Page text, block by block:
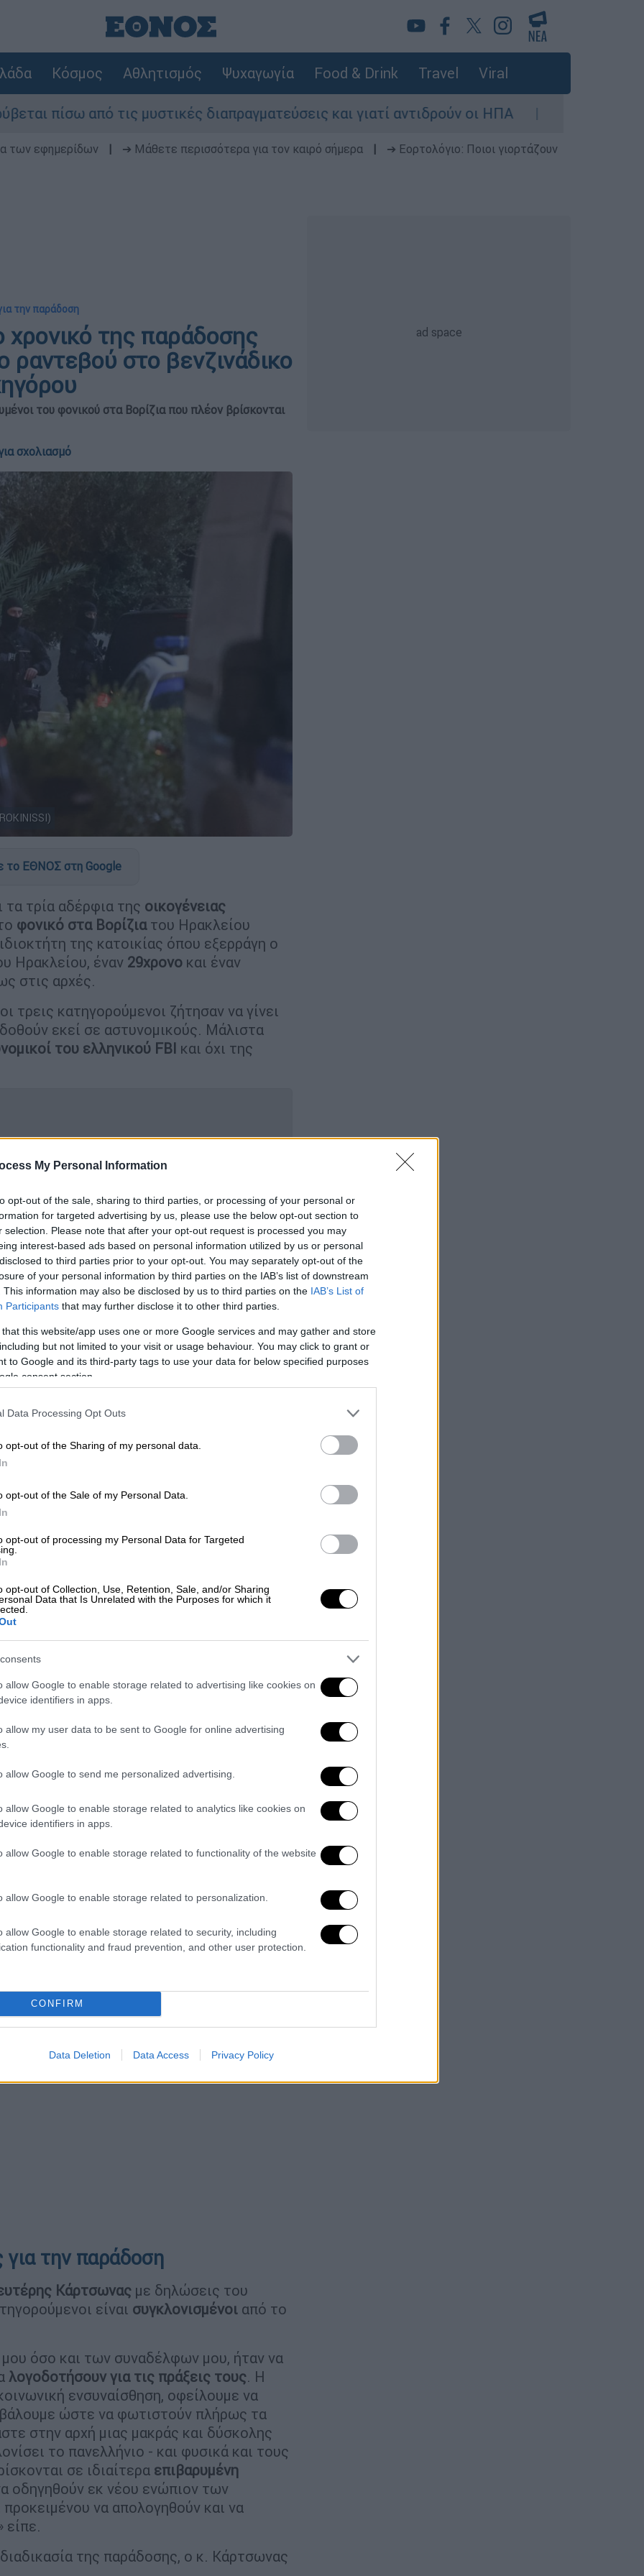
My Personal Information
opt-out of the sale, sharing to third parties, or processing of your personal or
for targeted advertising by us, please use the below opt-out section to
selection. Please note that after your opt-out request is processed you may
interest-based ads based on personal information utilized by us or personal
to third parties prior to your opt-out. You may separately opt-out of the
of your personal information by third parties on the IAB’s list of downstream
This information may also be disclosed by us to third parties on the IAB’s List of
Participants that may further disclose it to other third parties.
that this website/app uses one or more Google services and may gather and store
but not limited to your visit or usage behaviour. You may click to grant or
to Google and its third-party tags to use your data for below specified purposes
consent section.
Data Processing Opt Outs
opt-out of the Sharing of my personal data.
opt-out of the Sale of my Personal Data.
opt-out of processing my Personal Data for Targeted
opt-out of Collection, Use, Retention, Sale, and/or Sharing
Data that Is Unrelated with the Purposes for which it
allow Google to enable storage related to advertising like cookies on
identifiers in apps.
allow my user data to be sent to Google for online advertising
allow Google to send me personalized advertising.
allow Google to enable storage related to analytics like cookies on
identifiers in apps.
allow Google to enable storage related to functionality of the website
allow Google to enable storage related to personalization.
allow Google to enable storage related to security, including
functionality and fraud prevention, and other user protection.
CONFIRM
Data Deletion Data Access Privacy Policy
Κόσμος Αθλητισμός Ψυχαγωγία Food & Drink Travel Viral
τις μυστικές διαπραγματεύσεις και γιατί αντιδρούν οι ΗΠΑ Κυνήγι χρόνου στα
των εφημερίδων ➔ Μάθετε περισσότερα για τον καιρό σήμερα
➔ Εορτολόγιο: Ποιοι γιορτάζουν
την παράδοση
χρονικό της παράδοσης
στο βενζινάδικο
του φονικού στα Βορίζια που πλέον βρίσκονται
σχολιασμό
το ΕΘΝΟΣ στη Google
τα τρία αδέρφια της οικογένειας
φονικό στα Βορίζιατου Ηρακλείου
της κατοικίας όπου εξερράγη ο
Ηρακλείου, έναν 29χρονο και έναν
στις αρχές.
τρεις κατηγορούμενοι ζήτησαν να γίνει
εκεί σε αστυνομικούς. Μάλιστα
του ελληνικού FBI και όχι της
ιερέα στην κηδεία της 56χρονης
- «Λεβεντιά δεν είναι να
του ελληνικού FBIείχαν εντοπίσει το
αδέρφια ήδη από το βράδυ της
video
το οποίο είχε υποδείξει η έρευνα των
εκεί το βράδυ της Δευτέρας οι
και οι ίδιοι ότι οι
είχαν φύγει
οπλισμένα από το χωριό
και τα
εμπλεκόμενοι στην ανταλλαγή των
για τον εντοπισμό του δράστη ή
μηχανισμό
μετατραπεί το χωριό σε εμπόλεμη
την παράδοση
Κάρτσωνας με δηλώσεις του
είναι συγκλονισμένοι από το
όσο και των συναδέλφων μου, ήταν να
λογοδοτήσουν για τις πράξεις τους. Η
ενσυναίσθηση, οφείλουμε να
ώστε να φωτιστούν πλήρως τα
στην αρχή μιας μακράς και δύσκολης
το πανελλήνιο - και φυσικά και τους
σε ιδιαίτερα επιβαρυμένη
οδηγηθούν εκ νέου ενώπιον των
να απολογηθούν και να
είπε.
της παράδοσης, ο κ. Κάρτσωνας